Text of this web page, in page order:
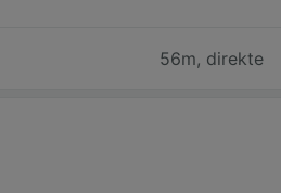
56m, direkte